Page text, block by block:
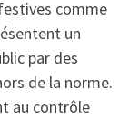
comme
un
par des
de la norme.
au contrôle